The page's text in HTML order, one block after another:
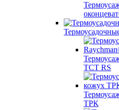
TCT RS
ТРК